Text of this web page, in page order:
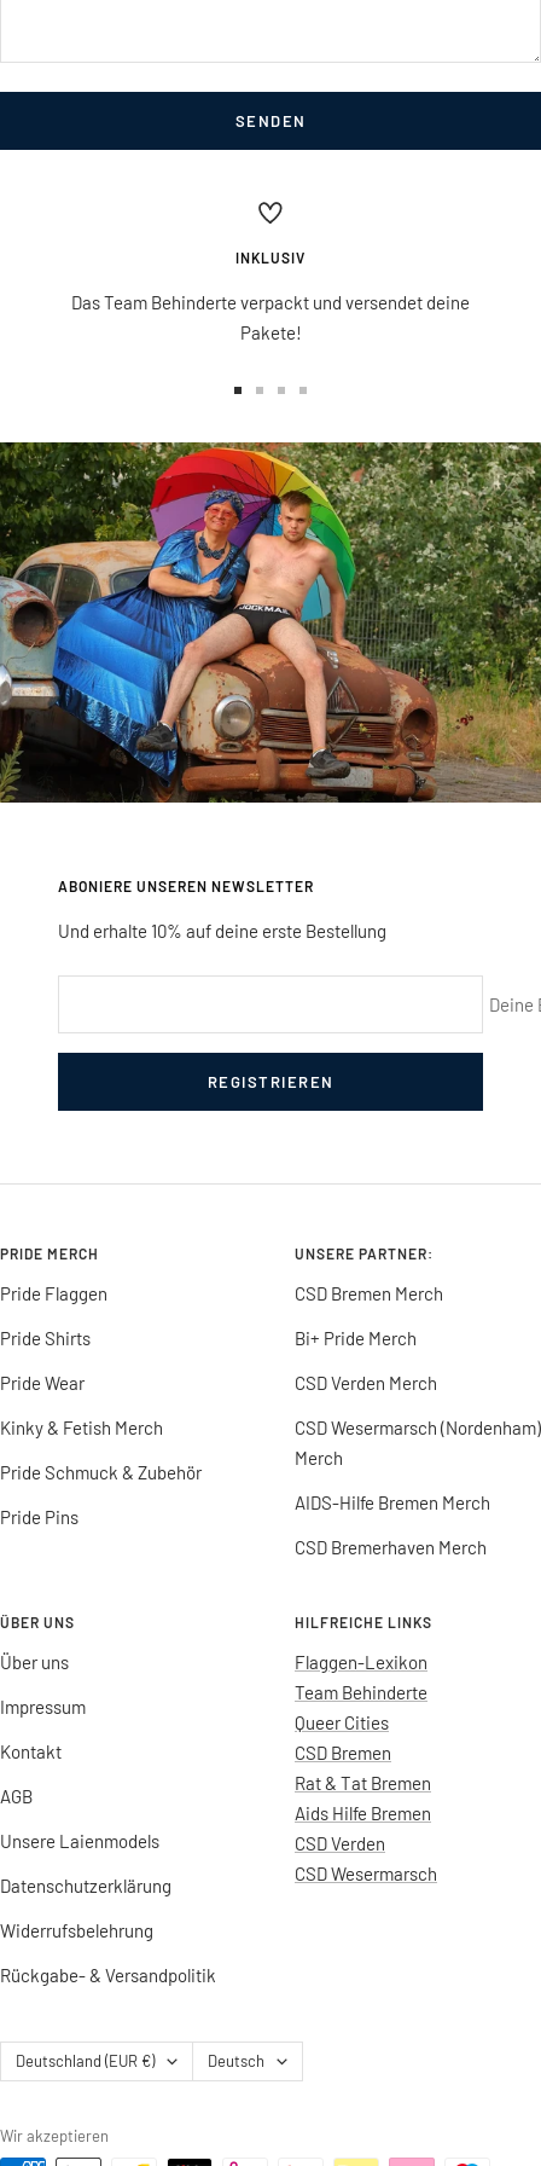
SENDEN
INKLUSIV
Das Team Behinderte verpackt und versendet deine
Pakete!
1
gehen
2
gehen
3
gehen
4
gehen
ABONIERE UNSEREN NEWSLETTER
Und erhalte 10% auf deine erste Bestellung
Deine
REGISTRIEREN
PRIDE MERCH
Pride Flaggen
Pride Shirts
Pride Wear
Kinky & Fetish Merch
Pride Schmuck & Zubehör
Pride Pins
UNSERE PARTNER:
CSD Bremen Merch
Bi+ Pride Merch
CSD Verden Merch
CSD Wesermarsch (Nordenham)
Merch
AIDS-Hilfe Bremen Merch
CSD Bremerhaven Merch
ÜBER UNS
Über uns
Impressum
Kontakt
AGB
Unsere Laienmodels
Datenschutzerklärung
Widerrufsbelehrung
Rückgabe- & Versandpolitik
HILFREICHE LINKS
Flaggen-Lexikon
Team Behinderte
Queer Cities
CSD Bremen
Rat & Tat Bremen
Aids Hilfe Bremen
CSD Verden
CSD Wesermarsch
Land/Region
Deutschland (EUR €) Sprache
Deutsch
Wir akzeptieren